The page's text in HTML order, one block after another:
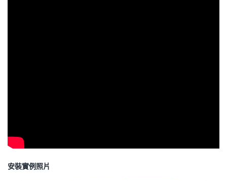
安裝實例照片